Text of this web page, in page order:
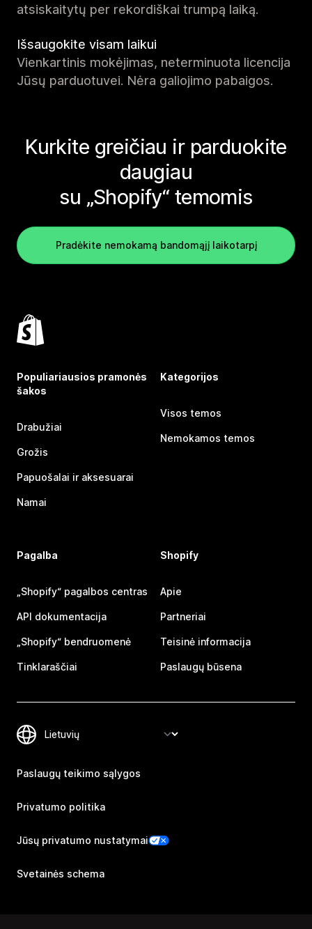
atsiskaitytų per rekordiškai trumpą laiką.
Išsaugokite visam laikui
Vienkartinis mokėjimas, neterminuota licencija
Jūsų parduotuvei. Nėra galiojimo pabaigos.
Kurkite greičiau ir parduokite
daugiau
su „Shopify“ temomis
Pradėkite nemokamą bandomąjį laikotarpį
Populiariausios pramonės
šakos
Drabužiai
Grožis
Papuošalai ir aksesuarai
Namai
Kategorijos
Visos temos
Nemokamos temos
Pagalba
„Shopify“ pagalbos centras
API dokumentacija
„Shopify“ bendruomenė
Tinklaraščiai
Shopify
Apie
Partneriai
Teisinė informacija
Paslaugų būsena
Paslaugų teikimo sąlygos
Privatumo politika
Jūsų privatumo nustatymai
Svetainės schema